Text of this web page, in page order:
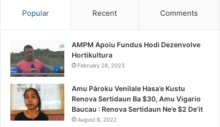
Popular Recent Comments
AMPM Apoiu Fundus Hodi Dezenvolve
Hortikultura
February 28, 2023
Amu Pároku Venilale Hasa’e Kustu
Renova Sertidaun Ba $30, Amu Vigario
Baucau : Renova Sertidaun Ne’e $2 De’it
August 8, 2022